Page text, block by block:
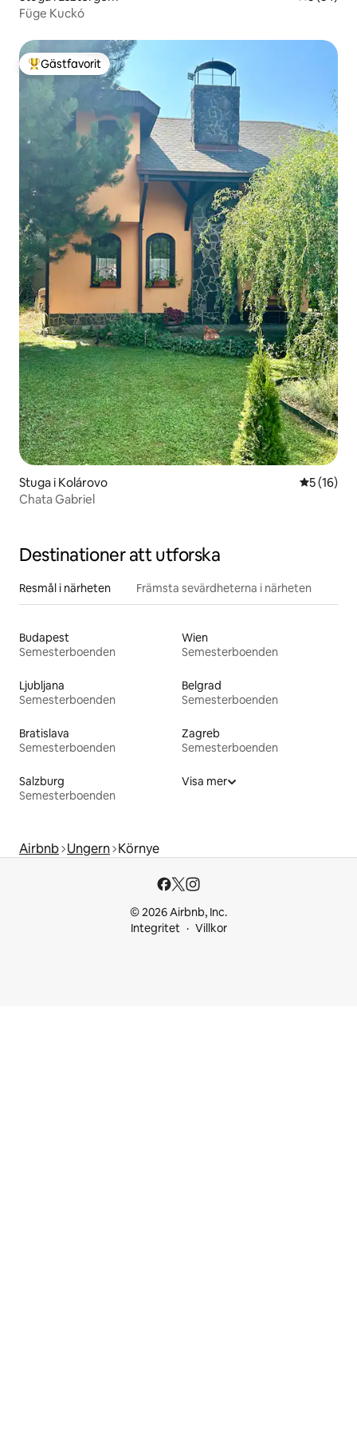
Füge Kuckó
Populär gästfavorit
Gästfavorit
Stuga i Kolárovo 5 av 5 i
5 (16)
Chata Gabriel
Destinationer att utforska
Resmål i närheten Främsta sevärdheterna i närheten
Budapest
Semesterboenden
Wien
Semesterboenden
Ljubljana
Semesterboenden
Belgrad
Semesterboenden
Bratislava
Semesterboenden
Zagreb
Semesterboenden
Salzburg
Semesterboenden
Visa mer
Airbnb Ungern Környe
© 2026 Airbnb, Inc.
Integritet
Villkor